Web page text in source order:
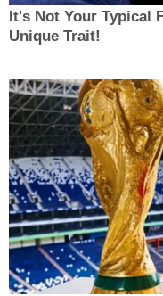
It's Not Your Typical
Unique Trait!